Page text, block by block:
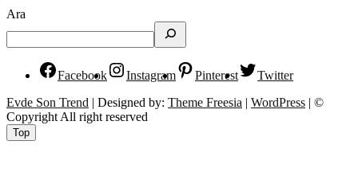
Ara
Facebook Instagram Pinterest
Twitter
Evde Son Trend | Designed by: Theme Freesia | WordPress | ©
Copyright All right reserved
Top